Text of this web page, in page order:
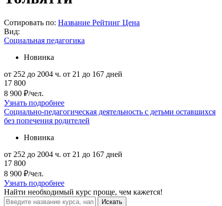
Сотировать по: Название Рейтинг Цена
Вид:
Социальная педагогика
Новинка
от 252 до 2004 ч. от 21 до 167 дней
17 800
8 900 ₽/чел.
Узнать подробнее
Социально-педагогическая деятельность с детьми оставшихся
без попечения родителей
Новинка
от 252 до 2004 ч. от 21 до 167 дней
17 800
8 900 ₽/чел.
Узнать подробнее
Найти необходимый курс проще, чем кажется!
Искать